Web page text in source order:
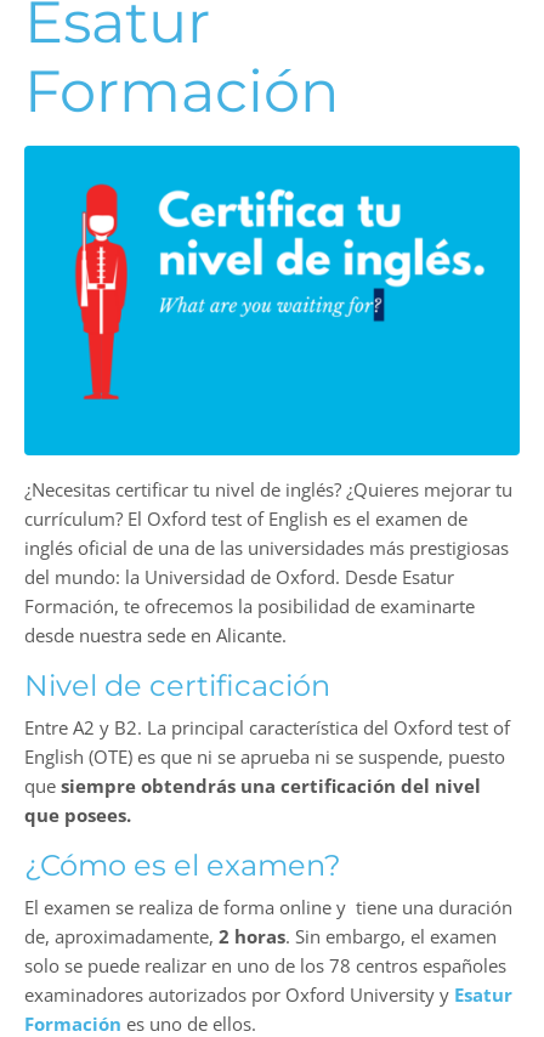
Esatur
Formación
¿Necesitas certificar tu nivel de inglés? ¿Quieres mejorar tu
currículum? El Oxford test of English es el examen de
inglés oficial de una de las universidades más prestigiosas
del mundo: la Universidad de Oxford. Desde Esatur
Formación, te ofrecemos la posibilidad de examinarte
desde nuestra sede en Alicante.
Nivel de certificación
Entre A2 y B2. La principal característica del Oxford test of
English (OTE) es que ni se aprueba ni se suspende, puesto
que siempre obtendrás una certificación del nivel
que posees.
¿Cómo es el examen?
El examen se realiza de forma online y tiene una duración
de, aproximadamente, 2 horas. Sin embargo, el examen
solo se puede realizar en uno de los 78 centros españoles
examinadores autorizados por Oxford University y Esatur
Formación es uno de ellos.